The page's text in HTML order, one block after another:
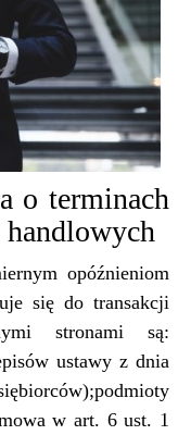
o terminach
handlowych
opóźnieniom
się do transakcji
stronami są:
ustawy z dnia
w art. 6 ust. 1